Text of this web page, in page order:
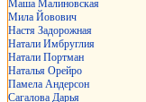
Маша Малиновская
Мила Йовович
Настя Задорожная
Натали Имбруглия
Натали Портман
Наталья Орейро
Памела Андерсон
Сагалова Дарья